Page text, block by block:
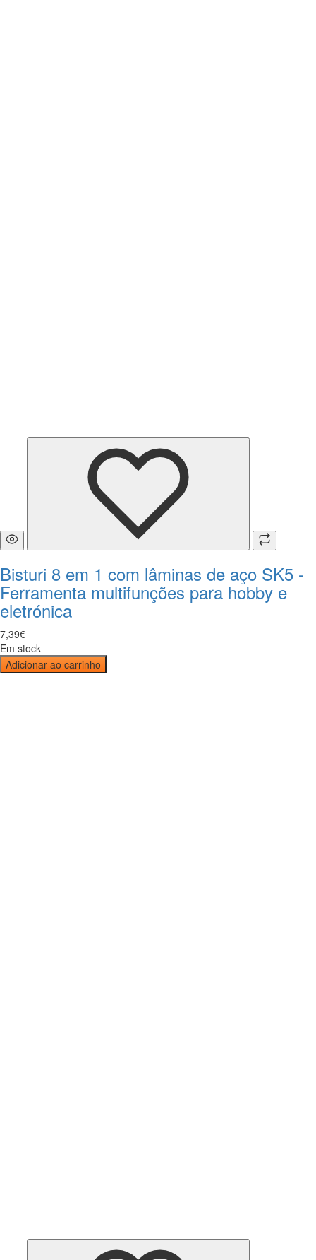
Bisturi 8 em 1 com lâminas de aço SK5 -
Ferramenta multifunções para hobby e
eletrónica
7,39€
Em stock
Adicionar ao carrinho